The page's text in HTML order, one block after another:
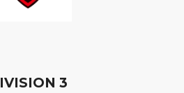
IVISION 3